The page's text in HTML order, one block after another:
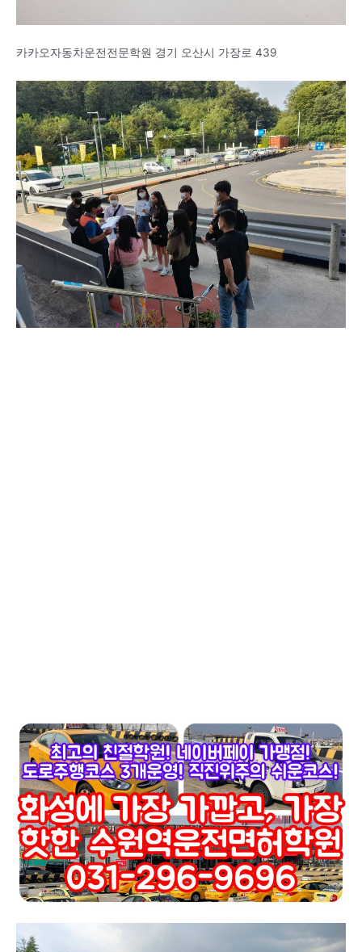
카카오자동차운전전문학원 경기 오산시 가장로 439